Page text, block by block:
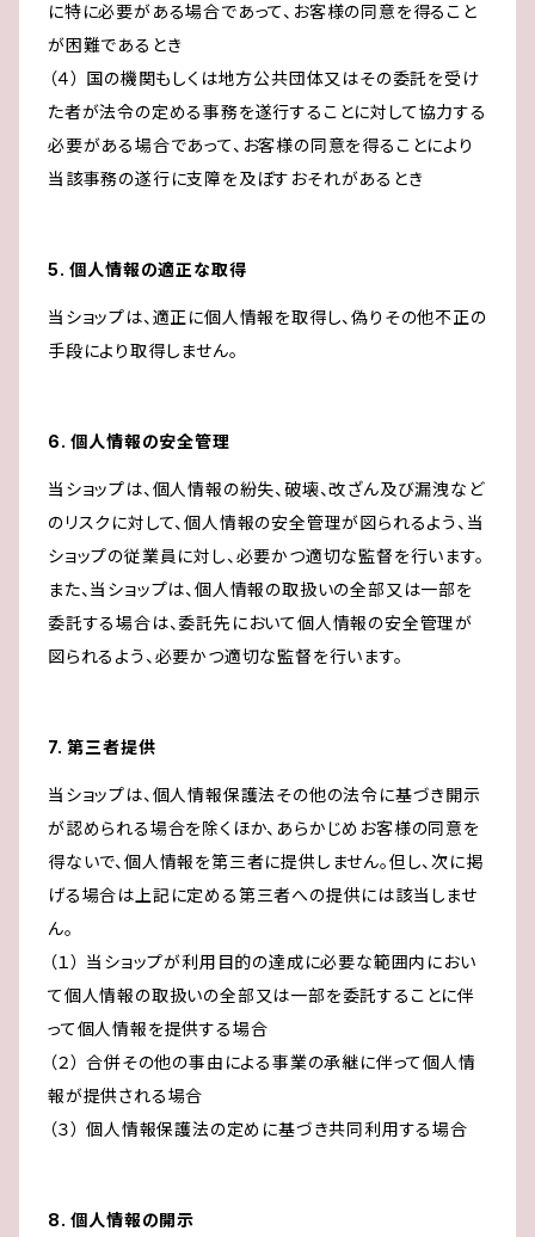
に特に必要がある場合であって、お客様の同意を得ること
が困難であるとき
（４） 国の機関もしくは地方公共団体又はその委託を受け
た者が法令の定める事務を遂行することに対して協力する
必要がある場合であって、お客様の同意を得ることにより
当該事務の遂行に支障を及ぼすおそれがあるとき
5. 個人情報の適正な取得
当ショップは、適正に個人情報を取得し、偽りその他不正の
手段により取得しません。
6. 個人情報の安全管理
当ショップは、個人情報の紛失、破壊、改ざん及び漏洩など
のリスクに対して、個人情報の安全管理が図られるよう、当
ショップの従業員に対し、必要かつ適切な監督を行います。
また、当ショップは、個人情報の取扱いの全部又は一部を
委託する場合は、委託先において個人情報の安全管理が
図られるよう、必要かつ適切な監督を行います。
7. 第三者提供
当ショップは、個人情報保護法その他の法令に基づき開示
が認められる場合を除くほか、あらかじめお客様の同意を
得ないで、個人情報を第三者に提供しません。但し、次に掲
げる場合は上記に定める第三者への提供には該当しませ
ん。
（１） 当ショップが利用目的の達成に必要な範囲内におい
て個人情報の取扱いの全部又は一部を委託することに伴
って個人情報を提供する場合
（２） 合併その他の事由による事業の承継に伴って個人情
報が提供される場合
（３） 個人情報保護法の定めに基づき共同利用する場合
8. 個人情報の開示